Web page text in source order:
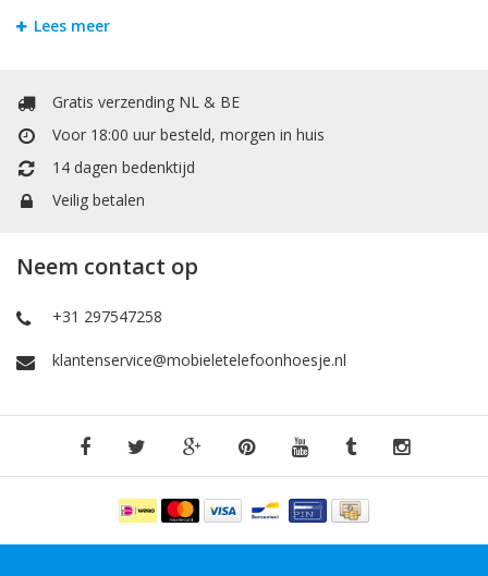
TPU is een materiaal dat gemaakt is van hard plastic en zachte
Accessoires
Hier vind uw accessoires zoals Selfie-Stick om mooie foto's te
maken met uw vrienden en familie, een extra kabel om uw
telefoon op te laden of files transfer en screen protectors om
tegen krassen te beschermen of valschade te minimaliseren van
uw
Huawei P Smart Z
De verzendkosten en transactie kosten zijn gratis binnen
dan vandaag verzonden, morgen in huis. Ook heeft u recht op
Webshop van de nieuwste mobieltelefoonhoesjes. Wij hebben
accessoires. Onze producten zijn hoog kwaliteit en direct uit
voorraad leverbaar.
Bekijk ook:
Huawei P30 Pro
Huawei P20 Lite
Lees meer
Gratis verzending NL & BE
Voor 18:00 uur besteld, morgen in huis
14 dagen bedenktijd
Veilig betalen
Neem contact op
+31 297547258
klantenservice@mobieletelefoonhoesje.nl